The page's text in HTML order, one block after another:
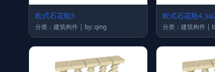
欧式石花瓶5
分类：建筑构件 | by: qing
欧式石花瓶